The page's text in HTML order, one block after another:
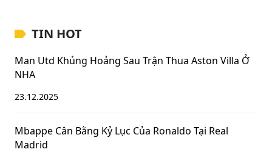
TIN HOT
Man Utd Khủng Hoảng Sau Trận Thua Aston Villa Ở
NHA
23.12.2025
Mbappe Cân Bằng Kỷ Lục Của Ronaldo Tại Real
Madrid